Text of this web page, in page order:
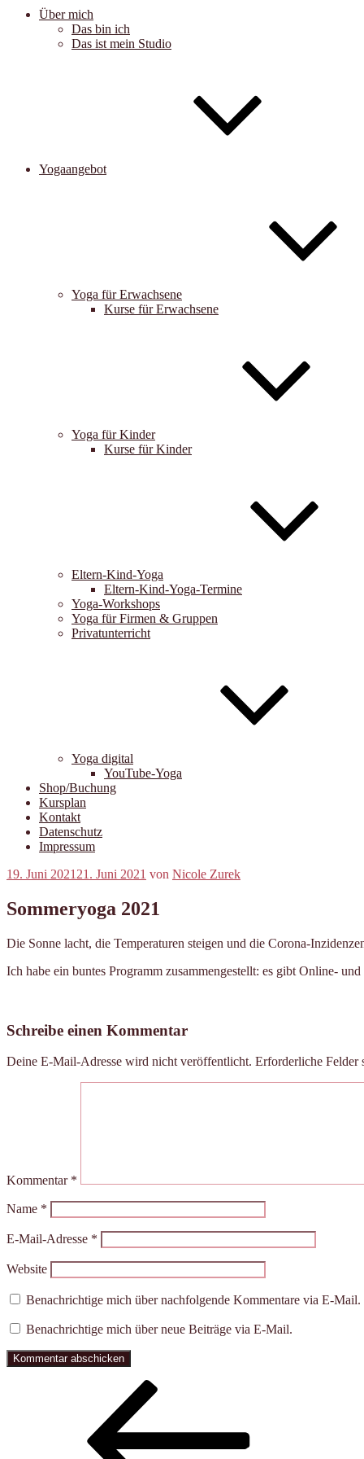
Über mich
Das bin ich
Das ist mein Studio
Yogaangebot
Yoga für Erwachsene
Kurse für Erwachsene
Yoga für Kinder
Kurse für Kinder
Eltern-Kind-Yoga
Eltern-Kind-Yoga-Termine
Yoga-Workshops
Yoga für Firmen & Gruppen
Privatunterricht
Yoga digital
YouTube-Yoga
Shop/Buchung
Kursplan
Kontakt
Datenschutz
Impressum
Veröffentlicht
19. Juni 2021 21. Juni 2021 von Nicole Zurek
Sommeryoga 2021
Die Sonne lacht, die Temperaturen steigen und die Corona-
Ich habe ein buntes Programm zusammengestellt: es gibt Online-
Schreibe einen Kommentar
Deine E-Mail-Adresse wird nicht veröffentlicht. Erforderliche Felder
Kommentar *
Name *
E-Mail-Adresse *
Website
Benachrichtige mich über nachfolgende Kommentare via E-Mail.
Benachrichtige mich über neue Beiträge via E-Mail.
Beitragsnavigation